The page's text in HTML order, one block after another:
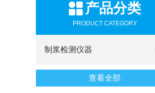
产品分类
PRODUCT CATEGORY
制浆检测仪器
查看全部